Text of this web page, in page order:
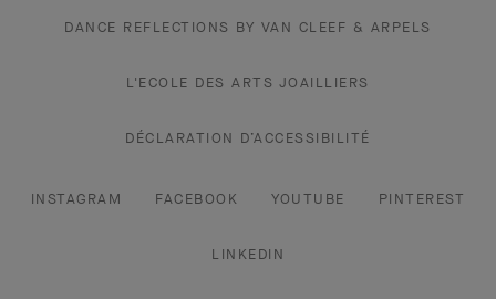
DANCE REFLECTIONS BY VAN CLEEF & ARPELS
L'ECOLE DES ARTS JOAILLIERS
DÉCLARATION D’ACCESSIBILITÉ
INSTAGRAM FACEBOOK YOUTUBE PINTEREST
LINKEDIN